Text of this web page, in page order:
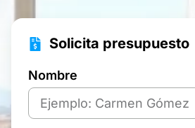
Solicita presupuesto
Nombre